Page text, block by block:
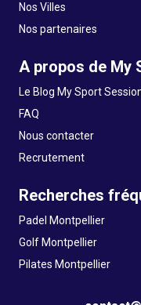
Nos Villes
Nos partenaires
A propos de My
Le Blog My Sport
FAQ
Nous contacter
Recrutement
Recherches
Padel Montpellier
Golf Montpellier
Pilates Montpellier